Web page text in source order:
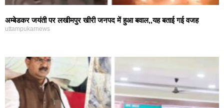
अम्बेडकर जयंती पर लखीमपुर खीरी जनपद में हुआ बवाल,,यह बताई गई वजह
uttampukarnews